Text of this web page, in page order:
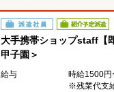
派遣社員 紹介予定派遣
大手携帯ショップstaff【
甲子園＞
給与
時給1500円
※残業代支